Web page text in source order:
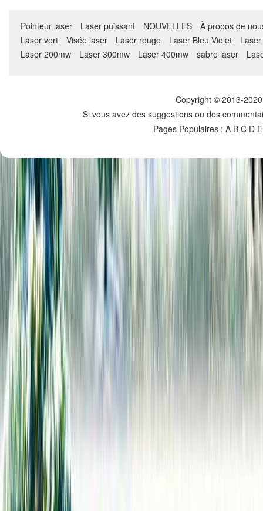
Pointeur laser Laser puissant NOUVELLES
À propos de
Laser vert
Visée laser Laser rouge Laser Bleu Violet
Laser 200mw
Laser 300mw Laser 400mw sabre laser
Copyright © 2013-
Si vous avez des suggestions ou des
Pages Populaires : A B C D